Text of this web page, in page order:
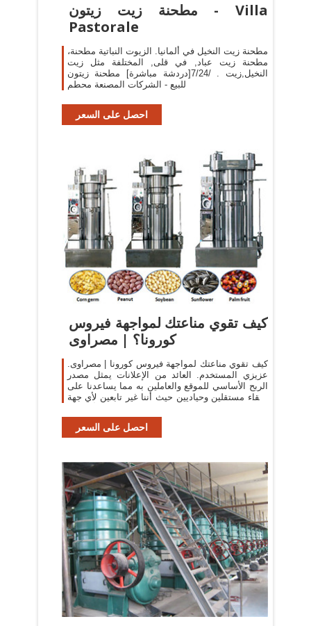
مطحنة زيت زيتون - Villa
Pastorale
مطحنة زيت النخيل في ألمانيا. الزيوت النباتية مطحنة،
مطحنة زيت عباد, في قلى, المختلفة مثل زيت
النخيل,زيت . /7/24[دردشة مباشرة] مطحنة زيتون
للبيع - الشركات المصنعة محطم
احصل على السعر
كيف تقوي مناعتك لمواجهة فيروس
كورونا؟ | مصراوى
كيف تقوي مناعتك لمواجهة فيروس كورونا | مصراوى.
عزيزي المستخدم. العائد من الإعلانات يمثل مصدر
الربح الأساسي للموقع والعاملين به مما يساعدنا على
البقاء مستقلين وحياديين حيث أننا غير تابعين لأي جهة
احصل على السعر